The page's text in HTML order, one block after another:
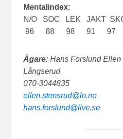
Mentalindex:
N/O SOC LEK JAKT
96 88 98 91 97
Ägare: Hans Forslund Ellen
Långserud
070-3044835
ellen.stensrud@lo.no
hans.forslund@live.se